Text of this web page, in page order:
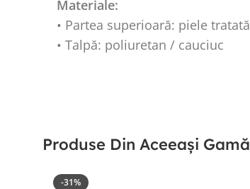
Materiale:
• Partea superioară: piele tratată
• Talpă: poliuretan / cauciuc
Produse Din Aceeași Gamă
-31%